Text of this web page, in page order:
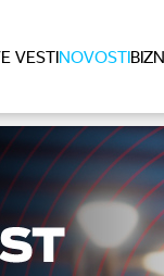
VESTINOVOSTI